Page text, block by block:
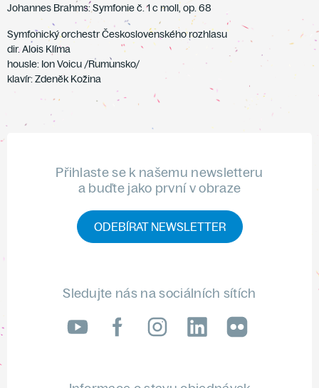
Johannes Brahms: Symfonie č. 1 c moll, op. 68
Symfonický orchestr Československého rozhlasu
dir. Alois Klíma
housle: Ion Voicu /Rumunsko/
klavír: Zdeněk Kožina
Přihlaste se k našemu newsletteru
a buďte jako první v obraze
ODEBÍRAT NEWSLETTER
Sledujte nás na sociálních sítích
LinkedIn
flickr